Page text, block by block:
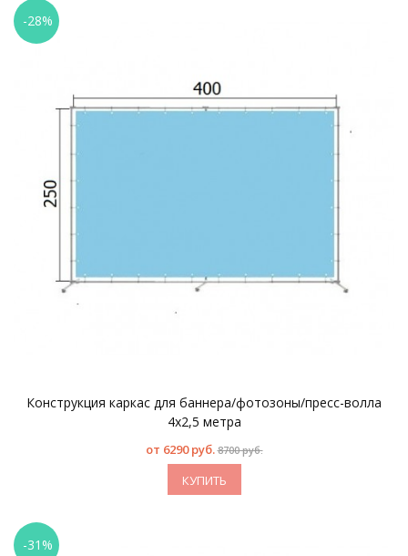
-28%
Конструкция каркас для баннера/фотозоны/пресс-волла
4х2,5 метра
от 6290 руб. 8700 руб.
КУПИТЬ
-31%